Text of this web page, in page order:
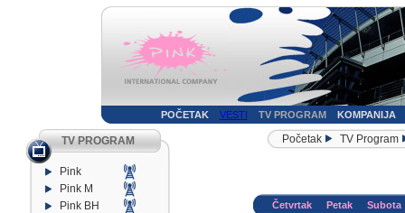
POČETAK VESTI TV PROGRAM KOMPANIJA
TV PROGRAM
Pink
Pink M
Pink BH
Početak TV Program
Četvrtak Petak
Subota